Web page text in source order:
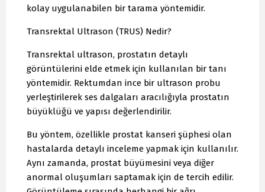
kolay uygulanabilen bir tarama yöntemidir.
Transrektal Ultrason (TRUS) Nedir?
Transrektal ultrason, prostatın detaylı
görüntülerini elde etmek için kullanılan bir tanı
yöntemidir. Rektumdan ince bir ultrason probu
yerleştirilerek ses dalgaları aracılığıyla prostatın
büyüklüğü ve yapısı değerlendirilir.
Bu yöntem, özellikle prostat kanseri şüphesi olan
hastalarda detaylı inceleme yapmak için kullanılır.
Aynı zamanda, prostat büyümesini veya diğer
anormal oluşumları saptamak için de tercih edilir.